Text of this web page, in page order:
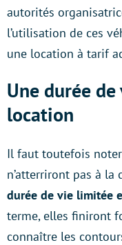
autorités
l’utilisation de ces
une location à tarif
Une durée
location
Il faut toutefois
n’atterriront pas à la
durée de vie limitée
terme, elles finiront
connaître les